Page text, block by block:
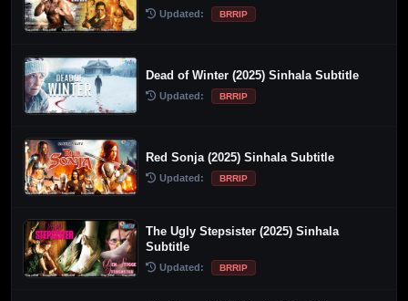
Updated: BRRIP
Dead of Winter (2025) Sinhala Subtitle
Updated: BRRIP
Red Sonja (2025) Sinhala Subtitle
Updated: BRRIP
The Ugly Stepsister (2025) Sinhala
Subtitle
Updated: BRRIP